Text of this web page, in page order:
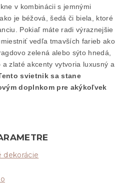
v kombinácii s jemnými
je béžová, šedá či biela, ktoré
Pokiaľ máte radi výraznejšie
vedľa tmavších farieb ako
zelená alebo sýto hnedá,
zlaté akcenty vytvoria luxusný a
svietnik sa stane
doplnkom pre akýkoľvek
dekorácie